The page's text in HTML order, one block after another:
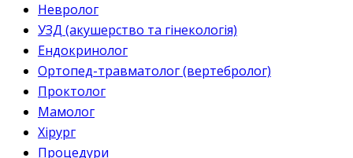
Невролог
УЗД (акушерство та гінекологія)
Ендокринолог
Ортопед-травматолог (вертебролог)
Проктолог
Мамолог
Хірург
Процедури